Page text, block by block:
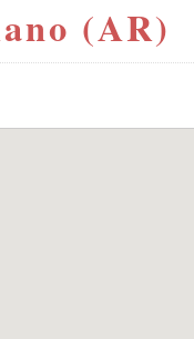
(AR)